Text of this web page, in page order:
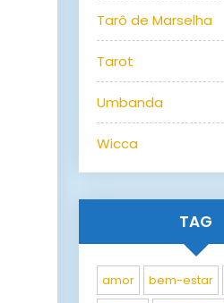
Tarô de Marselha
Tarot
Umbanda
Wicca
TAG
amor bem-estar